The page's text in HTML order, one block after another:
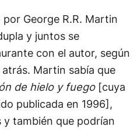
George R.R. Martin
y juntos se
con el autor, según
Martin sabía que
de hielo y fuego[cuya
publicada en 1996],
también que podrían